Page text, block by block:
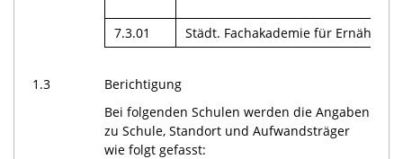
7.3.01 Städt. Fachakademie für
1.3
Berichtigung
Bei folgenden Schulen werden die Angaben
zu Schule, Standort und Aufwandsträger
wie folgt gefasst: